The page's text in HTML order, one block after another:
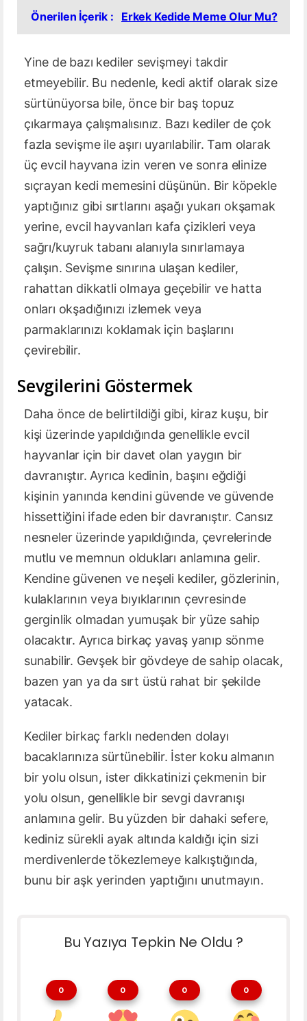
Önerilen İçerik : Erkek Kedide Meme Olur Mu?
Yine de bazı kediler sevişmeyi takdir
etmeyebilir. Bu nedenle, kedi aktif olarak size
sürtünüyorsa bile, önce bir baş topuz
çıkarmaya çalışmalısınız. Bazı kediler de çok
fazla sevişme ile aşırı uyarılabilir. Tam olarak
üç evcil hayvana izin veren ve sonra elinize
sıçrayan kedi memesini düşünün. Bir köpekle
yaptığınız gibi sırtlarını aşağı yukarı okşamak
yerine, evcil hayvanları kafa çizikleri veya
sağrı/kuyruk tabanı alanıyla sınırlamaya
çalışın. Sevişme sınırına ulaşan kediler,
rahattan dikkatli olmaya geçebilir ve hatta
onları okşadığınızı izlemek veya
parmaklarınızı koklamak için başlarını
çevirebilir.
Sevgilerini Göstermek
Daha önce de belirtildiği gibi, kiraz kuşu, bir
kişi üzerinde yapıldığında genellikle evcil
hayvanlar için bir davet olan yaygın bir
davranıştır. Ayrıca kedinin, başını eğdiği
kişinin yanında kendini güvende ve güvende
hissettiğini ifade eden bir davranıştır. Cansız
nesneler üzerinde yapıldığında, çevrelerinde
mutlu ve memnun oldukları anlamına gelir.
Kendine güvenen ve neşeli kediler, gözlerinin,
kulaklarının veya bıyıklarının çevresinde
gerginlik olmadan yumuşak bir yüze sahip
olacaktır. Ayrıca birkaç yavaş yanıp sönme
sunabilir. Gevşek bir gövdeye de sahip olacak,
bazen yan ya da sırt üstü rahat bir şekilde
yatacak.
Kediler birkaç farklı nedenden dolayı
bacaklarınıza sürtünebilir. İster koku almanın
bir yolu olsun, ister dikkatinizi çekmenin bir
yolu olsun, genellikle bir sevgi davranışı
anlamına gelir. Bu yüzden bir dahaki sefere,
kediniz sürekli ayak altında kaldığı için sizi
merdivenlerde tökezlemeye kalkıştığında,
bunu bir aşk yerinden yaptığını unutmayın.
Bu Yazıya Tepkin Ne Oldu ?
0 0 0 0